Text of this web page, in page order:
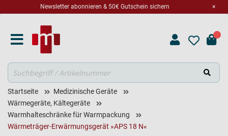
×
Newsletter abonnieren & 50€ Gutschein sichern
Suche
Startseite
Medizinische Geräte
Wärmegeräte, Kältegeräte
Warmhalteschränke für Warmpackung
Wärmeträger-Erwärmungsgerät »APS 18 N«